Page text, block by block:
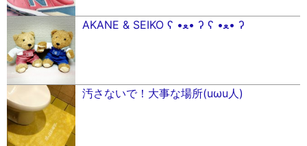
AKANE & SEIKO ʕ •ﻌ• ʔ ʕ •ﻌ• ʔ
汚さないで！大事な場所(uωu人)